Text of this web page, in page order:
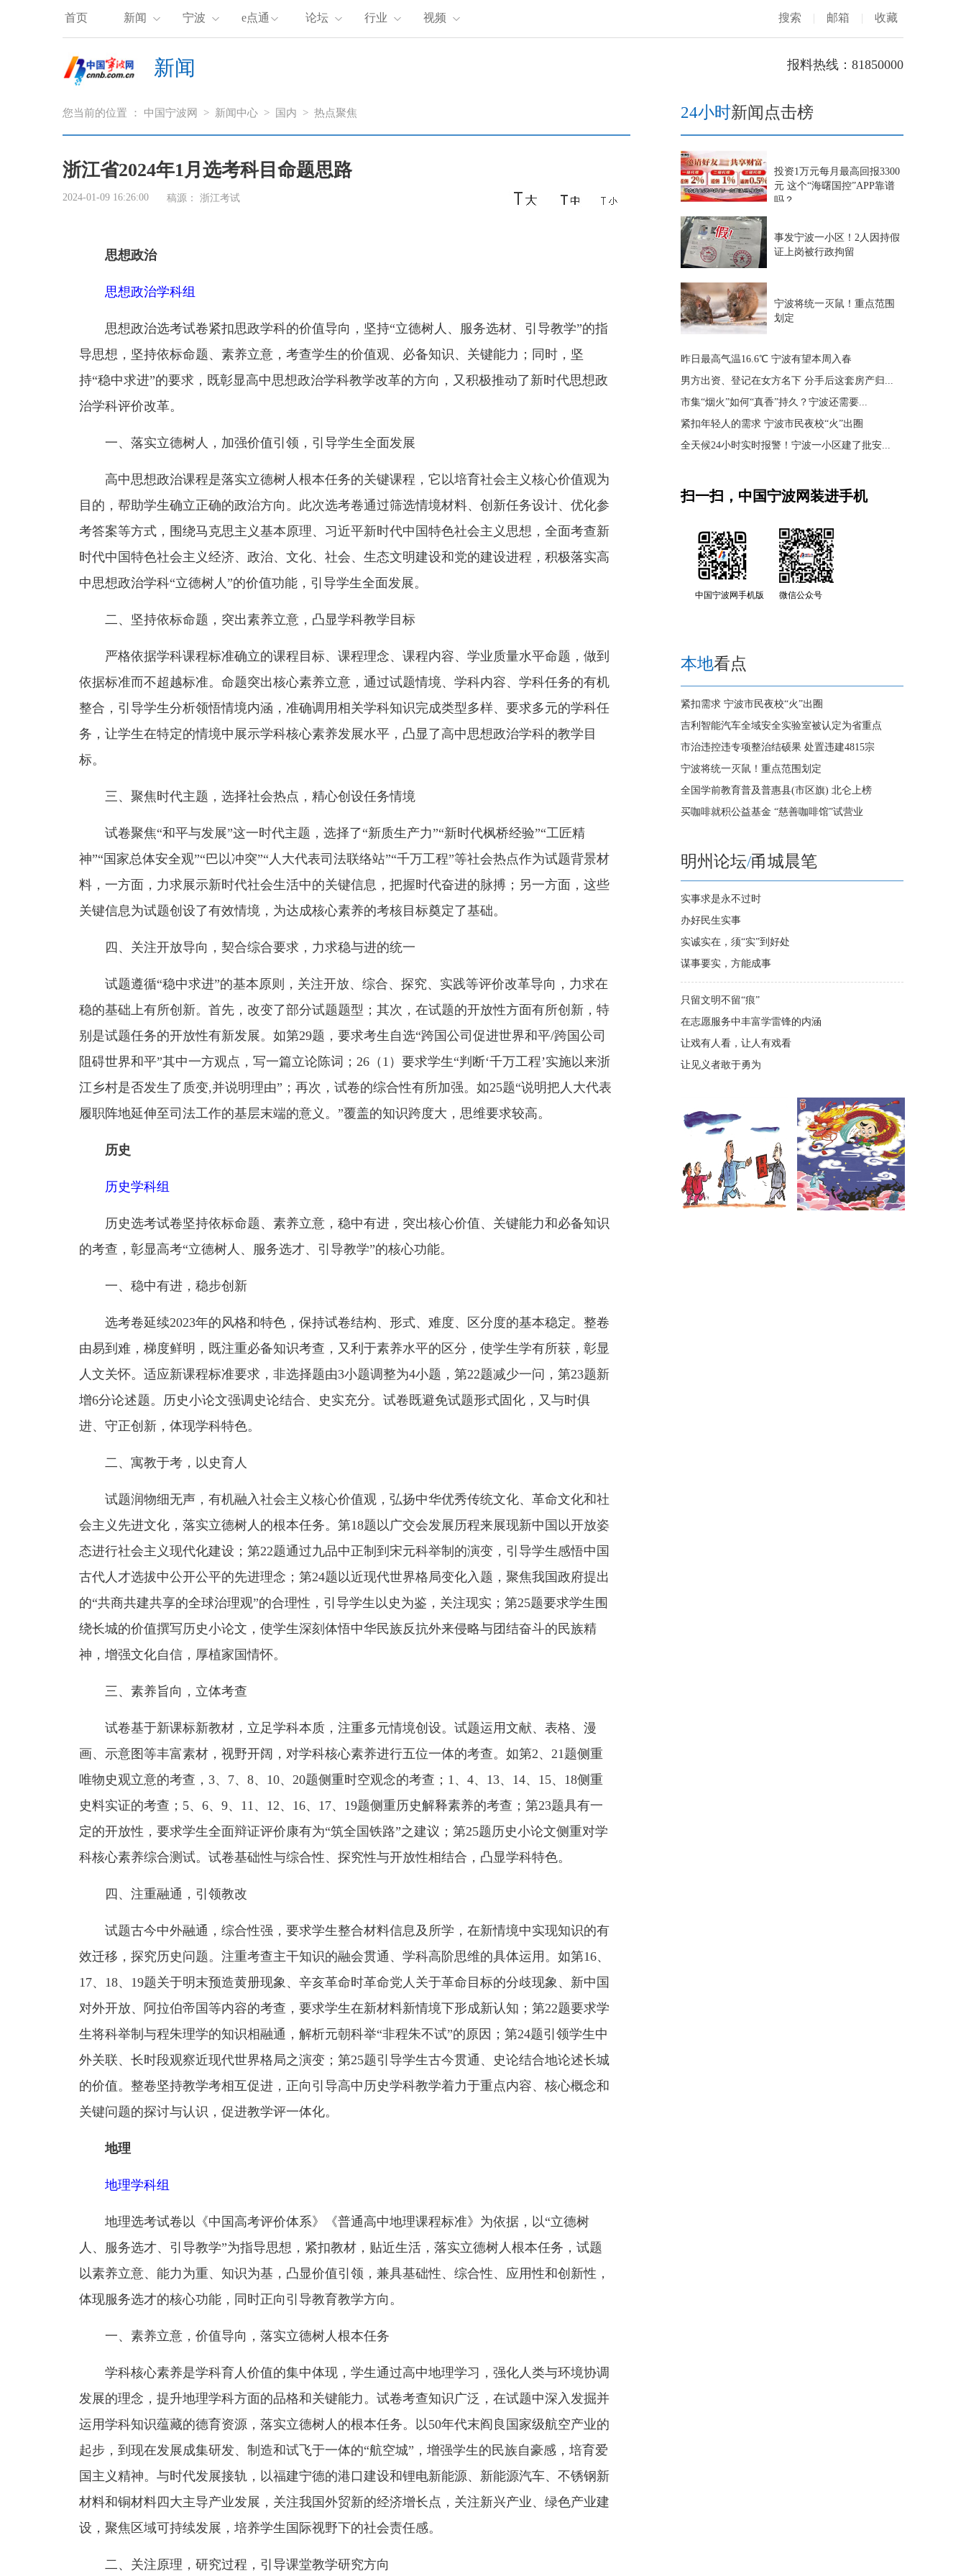
首页 新闻 宁波 e点通 论坛 行业 视频 搜索 | 邮箱 | 收藏
新闻 报料热线：81850000
您当前的位置 ： 中国宁波网 > 新闻中心 > 国内 > 热点聚焦
浙江省2024年1月选考科目命题思路
2024-01-09 16:26:00 稿源： 浙江考试
思想政治
思想政治学科组
思想政治选考试卷紧扣思政学科的价值导向，坚持“立德树人、服务选材、引导教学”的指
导思想，坚持依标命题、素养立意，考查学生的价值观、必备知识、关键能力；同时，坚
持“稳中求进”的要求，既彰显高中思想政治学科教学改革的方向，又积极推动了新时代思想政
治学科评价改革。
一、落实立德树人，加强价值引领，引导学生全面发展
高中思想政治课程是落实立德树人根本任务的关键课程，它以培育社会主义核心价值观为
目的，帮助学生确立正确的政治方向。此次选考卷通过筛选情境材料、创新任务设计、优化参
考答案等方式，围绕马克思主义基本原理、习近平新时代中国特色社会主义思想，全面考查新
时代中国特色社会主义经济、政治、文化、社会、生态文明建设和党的建设进程，积极落实高
中思想政治学科“立德树人”的价值功能，引导学生全面发展。
二、坚持依标命题，突出素养立意，凸显学科教学目标
严格依据学科课程标准确立的课程目标、课程理念、课程内容、学业质量水平命题，做到
依据标准而不超越标准。命题突出核心素养立意，通过试题情境、学科内容、学科任务的有机
整合，引导学生分析领悟情境内涵，准确调用相关学科知识完成类型多样、要求多元的学科任
务，让学生在特定的情境中展示学科核心素养发展水平，凸显了高中思想政治学科的教学目
标。
三、聚焦时代主题，选择社会热点，精心创设任务情境
试卷聚焦“和平与发展”这一时代主题，选择了“新质生产力”“新时代枫桥经验”“工匠精
神”“国家总体安全观”“巴以冲突”“人大代表司法联络站”“千万工程”等社会热点作为试题背景材
料，一方面，力求展示新时代社会生活中的关键信息，把握时代奋进的脉搏；另一方面，这些
关键信息为试题创设了有效情境，为达成核心素养的考核目标奠定了基础。
四、关注开放导向，契合综合要求，力求稳与进的统一
试题遵循“稳中求进”的基本原则，关注开放、综合、探究、实践等评价改革导向，力求在
稳的基础上有所创新。首先，改变了部分试题题型；其次，在试题的开放性方面有所创新，特
别是试题任务的开放性有新发展。如第29题，要求考生自选“跨国公司促进世界和平/跨国公司
阻碍世界和平”其中一方观点，写一篇立论陈词；26（1）要求学生“判断‘千万工程’实施以来浙
江乡村是否发生了质变,并说明理由”；再次，试卷的综合性有所加强。如25题“说明把人大代表
履职阵地延伸至司法工作的基层末端的意义。”覆盖的知识跨度大，思维要求较高。
历史
历史学科组
历史选考试卷坚持依标命题、素养立意，稳中有进，突出核心价值、关键能力和必备知识
的考查，彰显高考“立德树人、服务选才、引导教学”的核心功能。
一、稳中有进，稳步创新
选考卷延续2023年的风格和特色，保持试卷结构、形式、难度、区分度的基本稳定。整卷
由易到难，梯度鲜明，既注重必备知识考查，又利于素养水平的区分，使学生学有所获，彰显
人文关怀。适应新课程标准要求，非选择题由3小题调整为4小题，第22题减少一问，第23题新
增6分论述题。历史小论文强调史论结合、史实充分。试卷既避免试题形式固化，又与时俱
进、守正创新，体现学科特色。
二、寓教于考，以史育人
试题润物细无声，有机融入社会主义核心价值观，弘扬中华优秀传统文化、革命文化和社
会主义先进文化，落实立德树人的根本任务。第18题以广交会发展历程来展现新中国以开放姿
态进行社会主义现代化建设；第22题通过九品中正制到宋元科举制的演变，引导学生感悟中国
古代人才选拔中公开公平的先进理念；第24题以近现代世界格局变化入题，聚焦我国政府提出
的“共商共建共享的全球治理观”的合理性，引导学生以史为鉴，关注现实；第25题要求学生围
绕长城的价值撰写历史小论文，使学生深刻体悟中华民族反抗外来侵略与团结奋斗的民族精
神，增强文化自信，厚植家国情怀。
三、素养旨向，立体考查
试卷基于新课标新教材，立足学科本质，注重多元情境创设。试题运用文献、表格、漫
画、示意图等丰富素材，视野开阔，对学科核心素养进行五位一体的考查。如第2、21题侧重
唯物史观立意的考查，3、7、8、10、20题侧重时空观念的考查；1、4、13、14、15、18侧重
史料实证的考查；5、6、9、11、12、16、17、19题侧重历史解释素养的考查；第23题具有一
定的开放性，要求学生全面辩证评价康有为“筑全国铁路”之建议；第25题历史小论文侧重对学
科核心素养综合测试。试卷基础性与综合性、探究性与开放性相结合，凸显学科特色。
四、注重融通，引领教改
试题古今中外融通，综合性强，要求学生整合材料信息及所学，在新情境中实现知识的有
效迁移，探究历史问题。注重考查主干知识的融会贯通、学科高阶思维的具体运用。如第16、
17、18、19题关于明末预造黄册现象、辛亥革命时革命党人关于革命目标的分歧现象、新中国
对外开放、阿拉伯帝国等内容的考查，要求学生在新材料新情境下形成新认知；第22题要求学
生将科举制与程朱理学的知识相融通，解析元朝科举“非程朱不试”的原因；第24题引领学生中
外关联、长时段观察近现代世界格局之演变；第25题引导学生古今贯通、史论结合地论述长城
的价值。整卷坚持教学考相互促进，正向引导高中历史学科教学着力于重点内容、核心概念和
关键问题的探讨与认识，促进教学评一体化。
地理
地理学科组
地理选考试卷以《中国高考评价体系》《普通高中地理课程标准》为依据，以“立德树
人、服务选才、引导教学”为指导思想，紧扣教材，贴近生活，落实立德树人根本任务，试题
以素养立意、能力为重、知识为基，凸显价值引领，兼具基础性、综合性、应用性和创新性，
体现服务选才的核心功能，同时正向引导教育教学方向。
一、素养立意，价值导向，落实立德树人根本任务
学科核心素养是学科育人价值的集中体现，学生通过高中地理学习，强化人类与环境协调
发展的理念，提升地理学科方面的品格和关键能力。试卷考查知识广泛，在试题中深入发掘并
运用学科知识蕴藏的德育资源，落实立德树人的根本任务。以50年代末阎良国家级航空产业的
起步，到现在发展成集研发、制造和试飞于一体的“航空城”，增强学生的民族自豪感，培育爱
国主义精神。与时代发展接轨，以福建宁德的港口建设和锂电新能源、新能源汽车、不锈钢新
材料和铜材料四大主导产业发展，关注我国外贸新的经济增长点，关注新兴产业、绿色产业建
设，聚焦区域可持续发展，培养学生国际视野下的社会责任感。
二、关注原理，研究过程，引导课堂教学研究方向
24小时新闻点击榜
投资1万元每月最高回报3300
元 这个“海曙国控”APP靠谱
吗？
事发宁波一小区！2人因持假
证上岗被行政拘留
宁波将统一灭鼠！重点范围
划定
昨日最高气温16.6℃ 宁波有望本周入春
男方出资、登记在女方名下 分手后这套房产归...
市集“烟火”如何“真香”持久？宁波还需要...
紧扣年轻人的需求 宁波市民夜校“火”出圈
全天候24小时实时报警！宁波一小区建了批安...
扫一扫，中国宁波网装进手机
中国宁波网手机版 微信公众号
本地看点
紧扣需求 宁波市民夜校“火”出圈
吉利智能汽车全域安全实验室被认定为省重点
市治违控违专项整治结硕果 处置违建4815宗
宁波将统一灭鼠！重点范围划定
全国学前教育普及普惠县(市区旗) 北仑上榜
买咖啡就积公益基金 “慈善咖啡馆”试营业
明州论坛/甬城晨笔
实事求是永不过时
办好民生实事
实诚实在，须“实”到好处
谋事要实，方能成事
只留文明不留“痕”
在志愿服务中丰富学雷锋的内涵
让戏有人看，让人有戏看
让见义者敢于勇为